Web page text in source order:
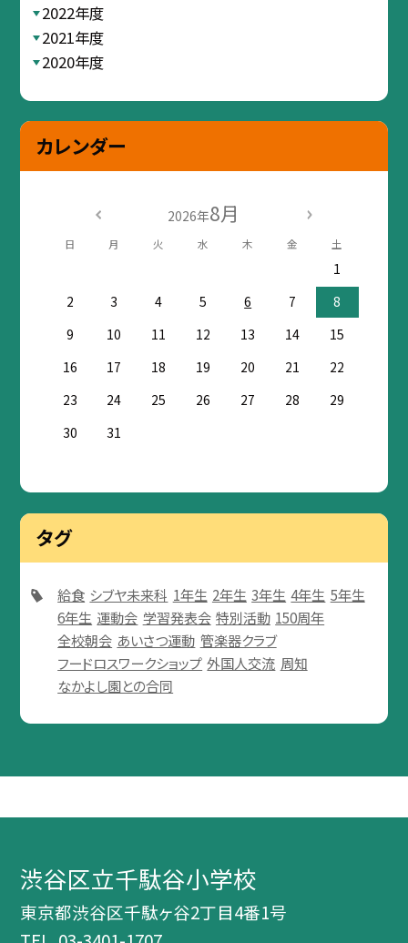
2022年度
2021年度
2020年度
カレンダー
2026年8月
日 月 火 水 木 金 土
1
2
3 4 5 6 7
8
9
10 11 12 13 14
15
16
17 18 19 20 21
22
23
24 25 26 27 28
29
30
31
タグ
給食 シブヤ未来科 1年生 2年生 3年生 4年生 5年生
6年生 運動会 学習発表会 特別活動 150周年
全校朝会 あいさつ運動 管楽器クラブ
フードロスワークショップ 外国人交流 周知
なかよし園との合同
渋谷区立千駄谷小学校
東京都渋谷区千駄ヶ谷2丁目4番1号